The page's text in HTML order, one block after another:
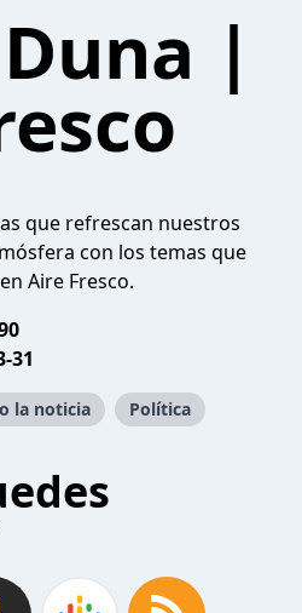
|
que refrescan nuestros
con los temas que
Aire Fresco.
31
la noticia Política